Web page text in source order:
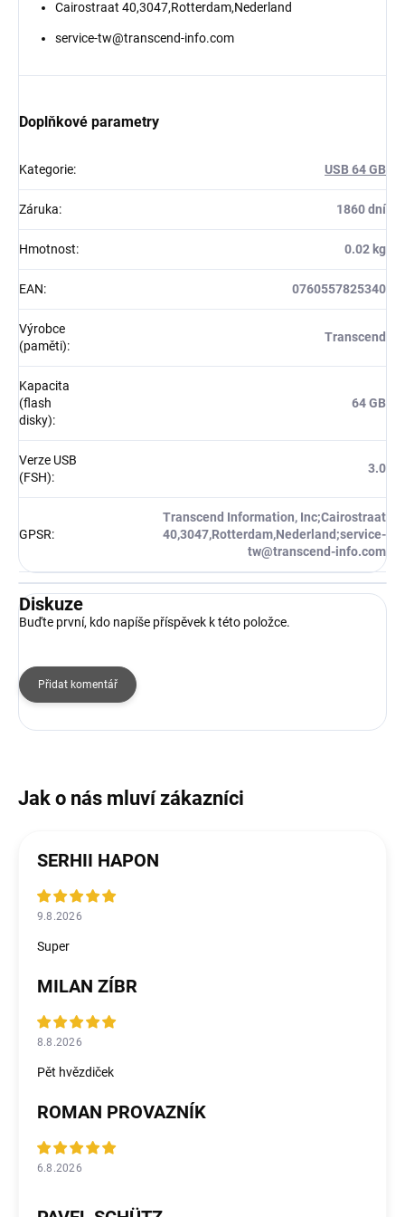
Cairostraat 40,3047,Rotterdam,Nederland
service-tw@transcend-info.com
Doplňkové parametry
Kategorie: USB 64 GB
Záruka: 1860 dní
Hmotnost: 0.02 kg
EAN: 0760557825340
Výrobce
(paměti):
Transcend
Kapacita
(flash
disky):
64 GB
Verze USB
(FSH):
3.0
GPSR:
Transcend Information, Inc;Cairostraat
40,3047,Rotterdam,Nederland;service-
tw@transcend-info.com
Diskuze
Buďte první, kdo napíše příspěvek k této položce.
Přidat komentář
SERHII HAPON
9.8.2026
Super
MILAN ZÍBR
8.8.2026
Pět hvězdiček
ROMAN PROVAZNÍK
6.8.2026